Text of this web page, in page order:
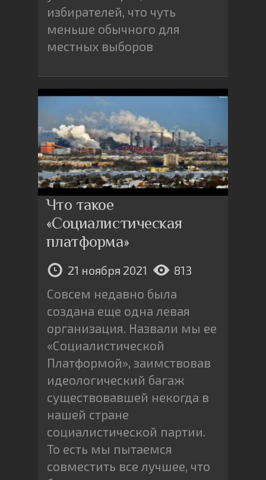
избирателей, что чуть
меньше обычного для
местных выборов
Что такое
«Социалистическая
платформа»
21 ноября 2021 813
Совсем недавно была
создана еще одна левая
организация. Назвали мы ее
«Социалистической
Платформой», заимствовав
идеологический багаж
существовавшей некогда в
нашей стране
социалистической партии.
То есть мы пытаемся
совместить все лучшее, что